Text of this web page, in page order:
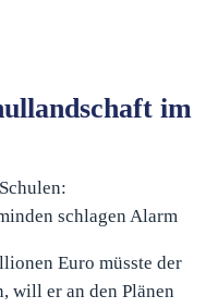
im
schlagen Alarm
Euro müsste der
will er an den Plänen